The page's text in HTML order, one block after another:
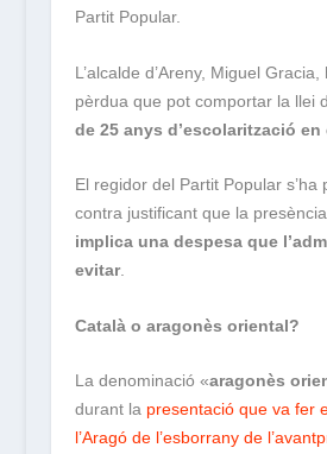
Partit Popular.
L’alcalde d’Areny, Miguel
pèrdua que pot comportar la llei
de 25 anys d’escolarització en
El regidor del Partit Popular s’ha
contra justificant que la
implica una despesa que
evitar.
Català o aragonès oriental?
La denominació «aragonès
durant la presentació que va fer
l’Aragó de l’esborrany de